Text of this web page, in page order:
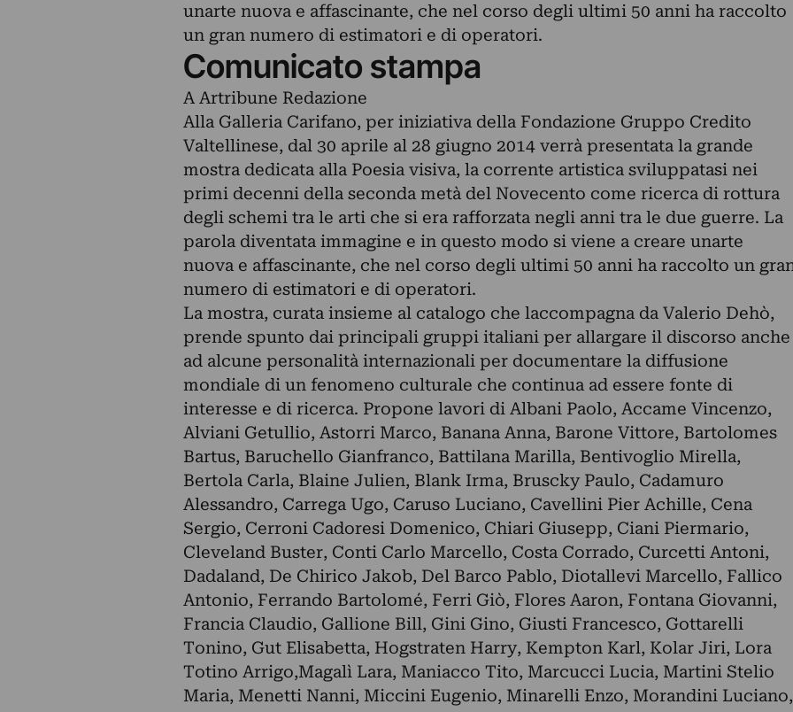
unarte nuova e affascinante, che nel corso degli ultimi 50 anni ha raccolto
un gran numero di estimatori e di operatori.
Comunicato stampa
A Artribune Redazione
Alla Galleria Carifano, per iniziativa della Fondazione Gruppo Credito
Valtellinese, dal 30 aprile al 28 giugno 2014 verrà presentata la grande
mostra dedicata alla Poesia visiva, la corrente artistica sviluppatasi nei
primi decenni della seconda metà del Novecento come ricerca di rottura
degli schemi tra le arti che si era rafforzata negli anni tra le due guerre. La
parola diventata immagine e in questo modo si viene a creare unarte
nuova e affascinante, che nel corso degli ultimi 50 anni ha raccolto un
numero di estimatori e di operatori.
La mostra, curata insieme al catalogo che laccompagna da Valerio Dehò,
prende spunto dai principali gruppi italiani per allargare il discorso anche
ad alcune personalità internazionali per documentare la diffusione
mondiale di un fenomeno culturale che continua ad essere fonte di
interesse e di ricerca. Propone lavori di Albani Paolo, Accame Vincenzo,
Alviani Getullio, Astorri Marco, Banana Anna, Barone Vittore, Bartolomes
Bartus, Baruchello Gianfranco, Battilana Marilla, Bentivoglio Mirella,
Bertola Carla, Blaine Julien, Blank Irma, Bruscky Paulo, Cadamuro
Alessandro, Carrega Ugo, Caruso Luciano, Cavellini Pier Achille, Cena
Sergio, Cerroni Cadoresi Domenico, Chiari Giusepp, Ciani Piermario,
Cleveland Buster, Conti Carlo Marcello, Costa Corrado, Curcetti Antoni,
Dadaland, De Chirico Jakob, Del Barco Pablo, Diotallevi Marcello, Fallico
Antonio, Ferrando Bartolomé, Ferri Giò, Flores Aaron, Fontana Giovanni,
Francia Claudio, Gallione Bill, Gini Gino, Giusti Francesco, Gottarelli
Tonino, Gut Elisabetta, Hogstraten Harry, Kempton Karl, Kolar Jiri, Lora
Totino Arrigo,Magalì Lara, Maniacco Tito, Marcucci Lucia, Martini Stelio
Maria, Menetti Nanni, Miccini Eugenio, Minarelli Enzo, Morandini Luciano,